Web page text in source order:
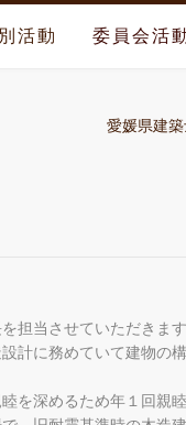
活動 委員会活
担当させていただきます
計に務めていて建物の
を深めるため年１回親